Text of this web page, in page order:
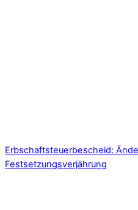
Erbschaftsteuerbescheid:
Festsetzungsverjährung